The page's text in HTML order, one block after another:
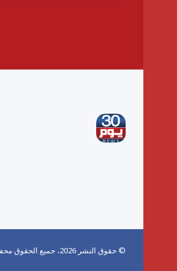
© حقوق النشر 2026، جميع الحقوق محفوظة |